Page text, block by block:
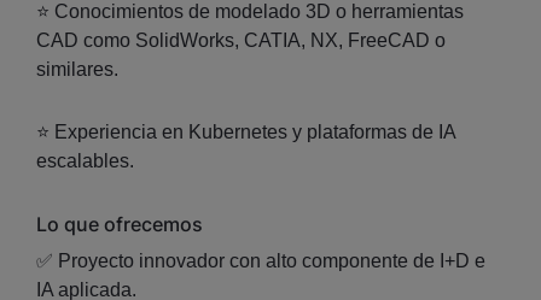
⭐ Conocimientos de modelado 3D o herramientas
CAD como SolidWorks, CATIA, NX, FreeCAD o
similares.
⭐ Experiencia en Kubernetes y plataformas de IA
escalables.
Lo que ofrecemos
✅ Proyecto innovador con alto componente de I+D e
IA aplicada.